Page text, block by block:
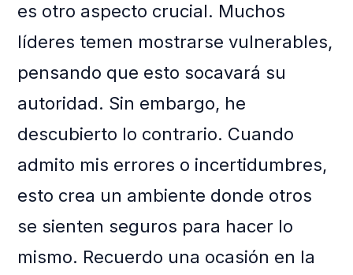
es otro aspecto crucial. Muchos
líderes temen mostrarse vulnerables,
pensando que esto socavará su
autoridad. Sin embargo, he
descubierto lo contrario. Cuando
admito mis errores o incertidumbres,
esto crea un ambiente donde otros
se sienten seguros para hacer lo
mismo. Recuerdo una ocasión en la